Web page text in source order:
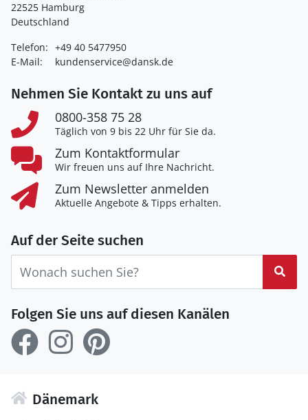
22525 Hamburg
Deutschland
Telefon: +49 40 5477950
E-Mail:
kundenservice@dansk.de
Nehmen Sie Kontakt zu uns auf
0800-358 75 28
Täglich von 9 bis 22 Uhr für Sie da.
Zum Kontaktformular
Wir freuen uns auf Ihre Nachricht.
Zum Newsletter anmelden
Aktuelle Angebote & Tipps erhalten.
Auf der Seite suchen
Folgen Sie uns auf diesen Kanälen
Dänemark